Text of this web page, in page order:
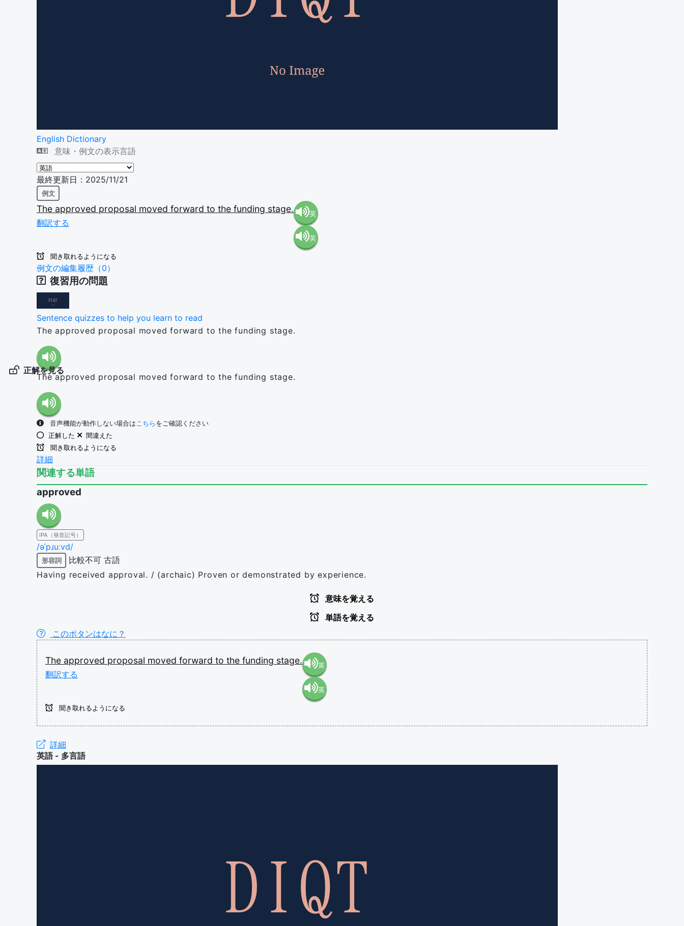
English Dictionary
意味・例文の表示言語
最終更新日：2025/11/21
例文
The approved proposal moved forward to the funding stage.
翻訳する
英
語（米
英
聞き取れるようになる
例文の編集履歴（0）
復習用の問題
Sentence quizzes to help you learn to read
The approved proposal moved forward to the funding stage.
正解を見る
The approved proposal moved forward to the funding stage.
音声機能が動作しない場合はこちら をご確認ください
正解した
間違えた
聞き取れるようになる
詳細
関連する単語
approved
IPA（発音記号）
/əˈpɹuːvd/
形容詞 比較不可 古語
Having received approval. / (archaic) Proven or demonstrated by experience.
意味を覚える
単語を覚える
このボタンはなに？
The approved proposal moved forward to the funding stage.
翻訳する
英
語（米
英
聞き取れるようになる
詳細
英語 - 多言語